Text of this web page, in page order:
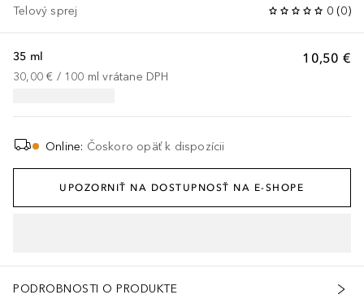
Telový sprej 0 (0)
10,50 €
35 ml
30,00 € / 100 ml vrátane DPH
Online: Čoskoro opäť k dispozícii
UPOZORNIŤ NA DOSTUPNOSŤ NA E-SHOPE
PODROBNOSTI O PRODUKTE